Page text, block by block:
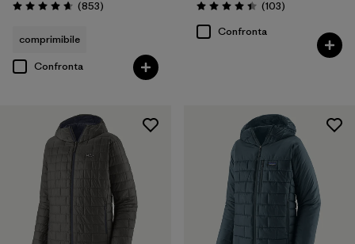
Valutazione: 4.6 / 5
(853Recensioni
)
comprimibile
Confronta
Valutazione: 4.4 / 5
(103Recensioni
)
Confronta